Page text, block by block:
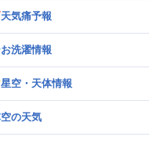
天気痛予報
お洗濯情報
星空・天体情報
空の天気